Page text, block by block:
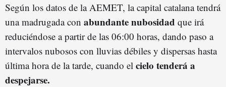
Según los datos de la AEMET, la capital catalana tendrá
una madrugada con abundante nubosidad que irá
reduciéndose a partir de las 06:00 horas, dando paso a
intervalos nubosos con lluvias débiles y dispersas hasta
última hora de la tarde, cuando el cielo tenderá a
despejarse.